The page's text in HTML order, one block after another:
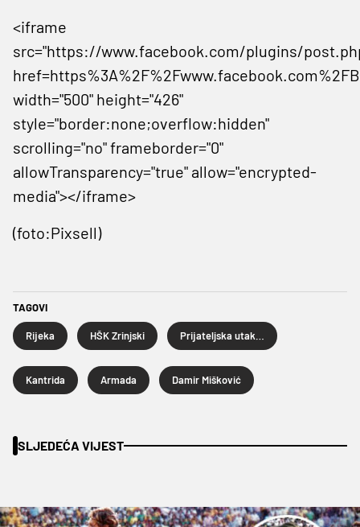
<iframe
src="https://www.facebook.com/plugins/
width="500" height="426"
style="border:none;overflow:hidden"
scrolling="no" frameborder="0"
allowTransparency="true" allow="encrypted-
media"></iframe>
(foto:Pixsell)
TAGOVI
Rijeka HŠK Zrinjski
Kantrida Armada Damir Mišković
SLJEDEĆA VIJEST